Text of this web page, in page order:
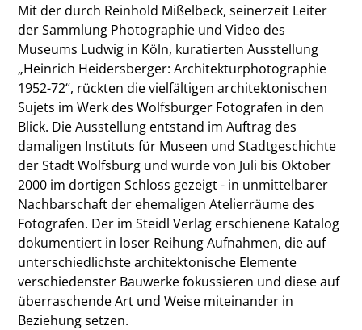
Mit der durch Reinhold Mißelbeck, seinerzeit Leiter
der Sammlung Photographie und Video des
Museums Ludwig in Köln, kuratierten Ausstellung
„Heinrich Heidersberger: Architekturphotographie
1952-72“, rückten die vielfältigen architektonischen
Sujets im Werk des Wolfsburger Fotografen in den
Blick. Die Ausstellung entstand im Auftrag des
damaligen Instituts für Museen und Stadtgeschichte
der Stadt Wolfsburg und wurde von Juli bis Oktober
2000 im dortigen Schloss gezeigt - in unmittelbarer
Nachbarschaft der ehemaligen Atelierräume des
Fotografen. Der im Steidl Verlag erschienene Katalog
dokumentiert in loser Reihung Aufnahmen, die auf
unterschiedlichste architektonische Elemente
verschiedenster Bauwerke fokussieren und diese auf
überraschende Art und Weise miteinander in
Beziehung setzen.